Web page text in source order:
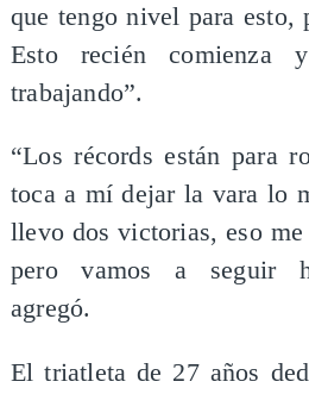
que tengo nivel para esto,
Esto recién comienza
trabajando”.
“Los récords están para
toca a mí dejar la vara lo
llevo dos victorias, eso
pero vamos a seguir
agregó.
El triatleta de 27 años